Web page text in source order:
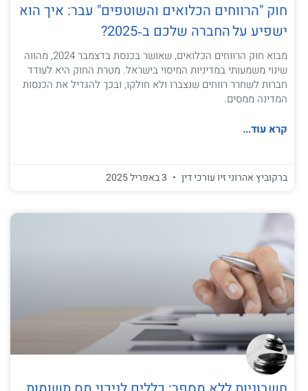
חוק "הרווחים הכלואים והשוטפים" עבר: איך הוא
ישפיע על החברה שלכם ב‑2025?
מבוא חוק הרווחים הכלואים, שאושר בכנסת בדצמבר 2024, מהווה
שינוי משמעותי במדיניות המיסוי בישראל. מטרת החוק היא לעודד
חברות לשחרר רווחים שנצברו ולא חולקו, ובכך להגדיל את הכנסות
המדינה ממסים.
קרא עוד...
ברקוביץ אהרוני זיו עורכי דין